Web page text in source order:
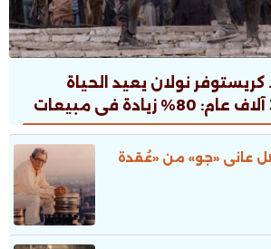
نولان يعيد الحياة
لملحمة عمرها 3 آلاف عام: 80% زيادة فى مبيعات
ثقافى صاخب
عانى «جو» من «عُقدة